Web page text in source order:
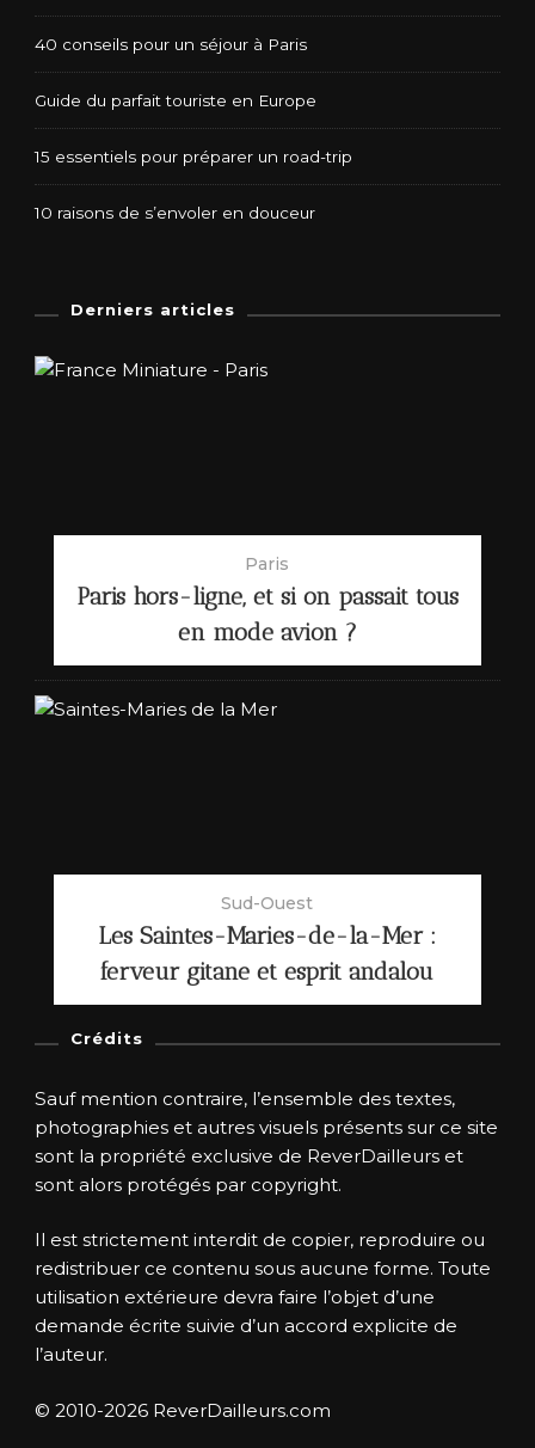
40 conseils pour un séjour à Paris
Guide du parfait touriste en Europe
15 essentiels pour préparer un road-trip
10 raisons de s’envoler en douceur
Derniers articles
Paris
Paris hors-ligne, et si on passait tous
en mode avion ?
Sud-Ouest
Les Saintes-Maries-de-la-Mer :
ferveur gitane et esprit andalou
Crédits
Sauf mention contraire, l’ensemble des textes,
photographies et autres visuels présents sur ce site
sont la propriété exclusive de ReverDailleurs et
sont alors protégés par copyright.
Il est strictement interdit de copier, reproduire ou
redistribuer ce contenu sous aucune forme. Toute
utilisation extérieure devra faire l’objet d’une
demande écrite suivie d’un accord explicite de
l’auteur.
© 2010-2026 ReverDailleurs.com